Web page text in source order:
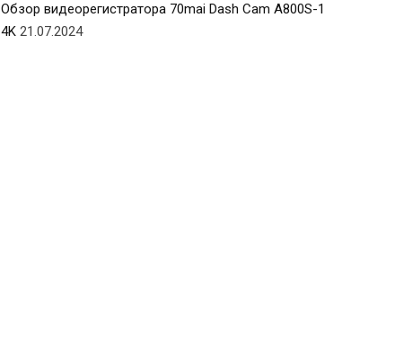
Обзор видеорегистратора 70mai Dash Cam A800S-1
4K 21.07.2024